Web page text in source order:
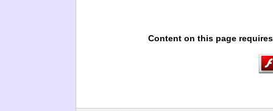
Content on this page